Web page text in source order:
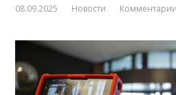
08.09.2025 Новости